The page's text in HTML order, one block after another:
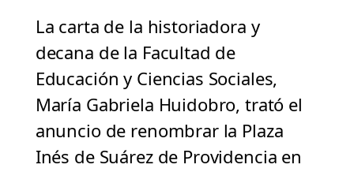
La carta de la historiadora y
decana de la Facultad de
Educación y Ciencias Sociales,
María Gabriela Huidobro, trató el
anuncio de renombrar la Plaza
Inés de Suárez de Providencia en